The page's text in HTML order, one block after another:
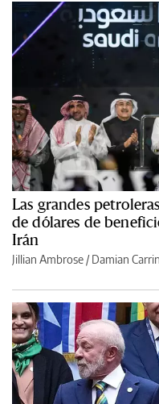
Las grandes
de dólares de
Irán
Jillian Ambrose / Damian